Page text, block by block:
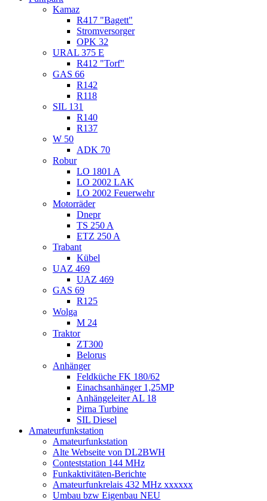
Kamaz
R417 "Bagett"
Stromversorger
OPK 32
URAL 375 E
R412 "Torf"
GAS 66
R142
R118
SIL 131
R140
R137
W 50
ADK 70
Robur
LO 1801 A
LO 2002 LAK
LO 2002 Feuerwehr
Motorräder
Dnepr
TS 250 A
ETZ 250 A
Trabant
Kübel
UAZ 469
UAZ 469
GAS 69
R125
Wolga
M 24
Traktor
ZT300
Belorus
Anhänger
Feldküche FK 180/62
Einachsanhänger 1,25MP
Anhängeleiter AL 18
Pirna Turbine
SIL Diesel
Amateurfunkstation
Amateurfunkstation
Alte Webseite von DL2BWH
Conteststation 144 MHz
Funkaktivitäten-Berichte
Amateurfunkrelais 432 MHz xxxxxx
Umbau bzw Eigenbau NEU